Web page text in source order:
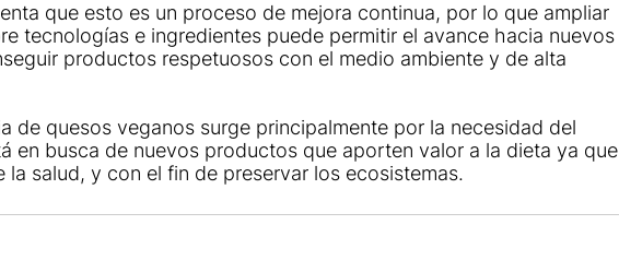
que esto es un proceso de mejora continua, por lo que ampliar
tecnologías e ingredientes puede permitir el avance hacia nuevos
productos respetuosos con el medio ambiente y de alta
de quesos veganos surge principalmente por la necesidad del
en busca de nuevos productos que aporten valor a la dieta ya que
la salud, y con el fin de preservar los ecosistemas.